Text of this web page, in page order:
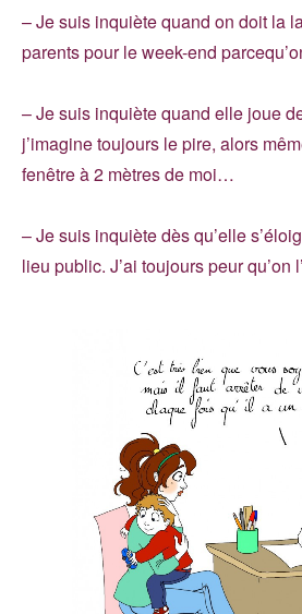
– Je suis inquiète quand on doit la
parents pour le week-end
– Je suis inquiète quand elle joue
j’imagine toujours le pire, alors
fenêtre à 2 mètres de moi…
– Je suis inquiète dès qu’elle
lieu public. J’ai toujours peur qu’on